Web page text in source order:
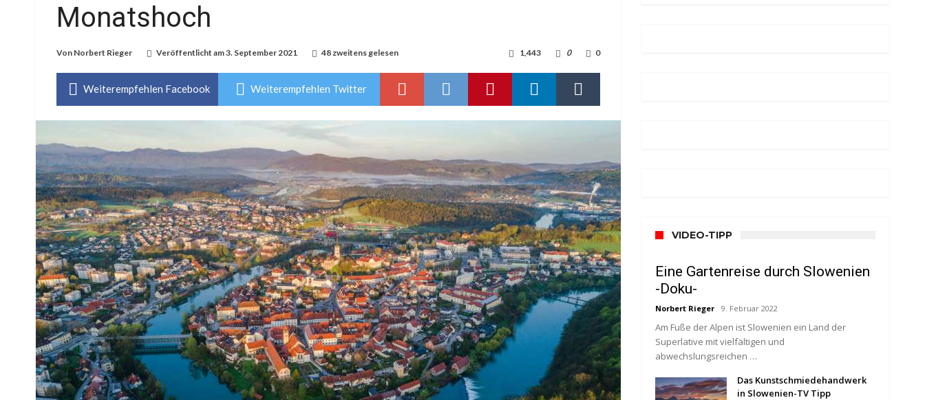
Monatshoch
Von Norbert Rieger Veröffentlicht am3. September 2021 48 zweitens gelesen 0
0
1,443
Weiterempfehlen Facebook Weiterempfehlen Twitter
VIDEO-TIPP
Eine Gartenreise durch Slowenien
-Doku-
Norbert Rieger 9. Februar 2022
Am Fuße der Alpen ist Slowenien ein Land der
Superlative mit vielfältigen und
abwechslungsreichen …
Das Kunstschmiedehandwerk
in Slowenien-TV Tipp